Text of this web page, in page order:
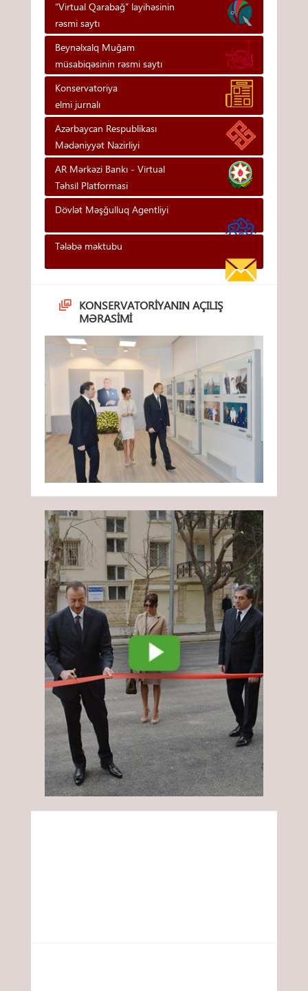
“Virtual Qarabağ” layihəsinin
rəsmi saytı
Beynəlxalq Muğam
müsabiqəsinin rəsmi saytı
Konservatoriya
elmi jurnalı
Azərbaycan Respublikası
Mədəniyyət Nazirliyi
AR Mərkəzi Bankı - Vi̇rtual
Təhsi̇l Platformasi
Dövlət Məşğulluq Agentliyi
Tələbə məktubu
KONSERVATORIYANIN AÇILIŞ
MƏRASIMI